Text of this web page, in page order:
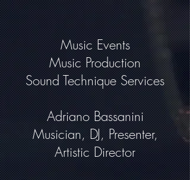
Music Events
Music Production
Sound Technique Services
Adriano Bassanini
Musician, DJ, Presenter,
Artistic Director